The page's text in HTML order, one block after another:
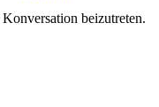
beizutreten.